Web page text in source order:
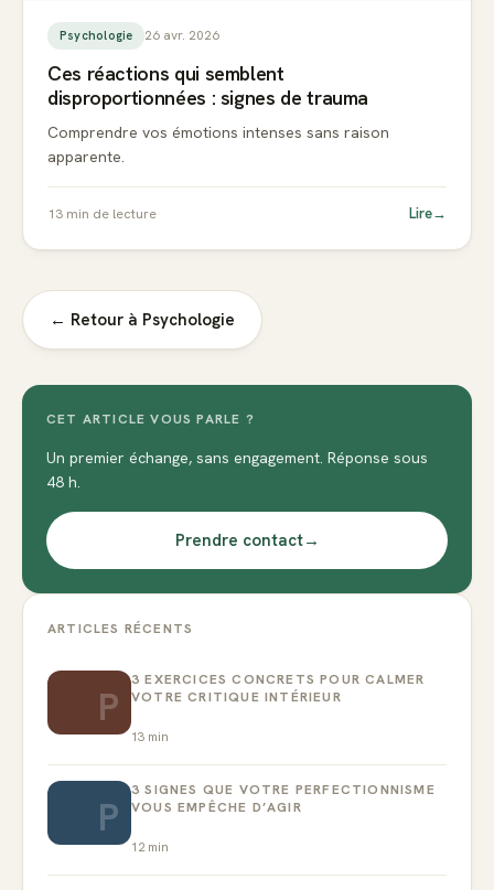
Psychologie 26 avr. 2026
Ces réactions qui semblent
disproportionnées : signes de trauma
Comprendre vos émotions intenses sans raison
apparente.
13 min de lecture Lire→
← Retour à Psychologie
CET ARTICLE VOUS PARLE ?
Un premier échange, sans engagement. Réponse sous
48 h.
Prendre contact→
ARTICLES RÉCENTS
P
3 EXERCICES CONCRETS POUR CALMER
VOTRE CRITIQUE INTÉRIEUR
13 min
P
3 SIGNES QUE VOTRE PERFECTIONNISME
VOUS EMPÊCHE D’AGIR
12min